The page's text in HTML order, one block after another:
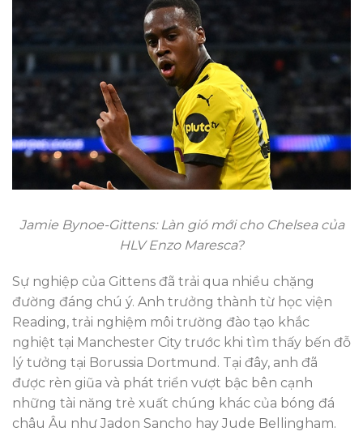
Jamie Bynoe-Gittens: Làn gió mới cho Chelsea của
HLV Enzo Maresca?
Sự nghiệp của Gittens đã trải qua nhiều chặng
đường đáng chú ý. Anh trưởng thành từ học viện
Reading, trải nghiệm môi trường đào tạo khắc
nghiệt tại Manchester City trước khi tìm thấy bến đỗ
lý tưởng tại Borussia Dortmund. Tại đây, anh đã
được rèn giũa và phát triển vượt bậc bên cạnh
những tài năng trẻ xuất chúng khác của bóng đá
châu Âu như Jadon Sancho hay Jude Bellingham.